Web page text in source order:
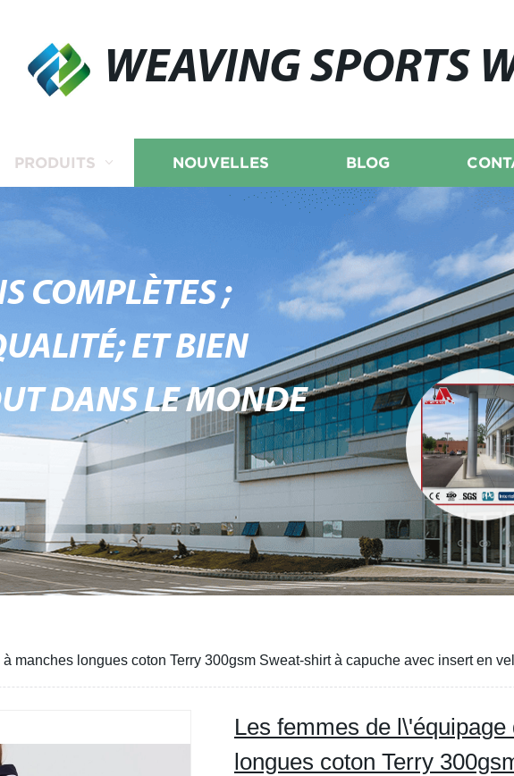
WEAVING SPORTS
PRODUITS NOUVELLES BLOG
COMPLÈTES ;
ET BIEN
DANS LE MONDE
manches longues coton Terry 300gsm Sweat-shirt à capuche avec insert en
Les femmes de
longues coton Terry